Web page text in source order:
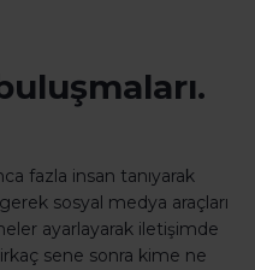
fazla insan tanıyarak
gerek sosyal medya araçları
ayarlayarak iletişimde
sene sonra kime ne